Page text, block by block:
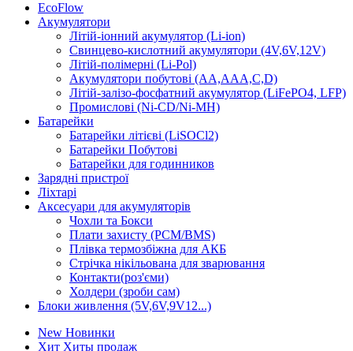
EcoFlow
Акумулятори
Літій-іонний акумулятор (Li-ion)
Свинцево-кислотний акумулятори (4V,6V,12V)
Літій-полімерні (Li-Pol)
Акумулятори побутові (AA,AAA,C,D)
Літій-залізо-фосфатний акумулятор (LiFePO4, LFP)
Промислові (Ni-CD/Ni-MH)
Батарейки
Батарейки літієві (LiSOCl2)
Батарейки Побутові
Батарейки для годинников
Зарядні пристрої
Ліхтарі
Аксесуари для акумуляторів
Чохли та Бокси
Плати захисту (PCM/BMS)
Плівка термозбіжна для АКБ
Стрічка нікільована для зварювання
Контакти(роз'єми)
Холдери (зроби сам)
Блоки живлення (5V,6V,9V12...)
New Новинки
Хит Хиты продаж